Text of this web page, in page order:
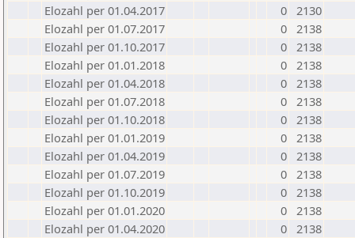
Elozahl per 01.04.2017
0 2130
Elozahl per 01.07.2017
0 2138
Elozahl per 01.10.2017
0 2138
Elozahl per 01.01.2018
0 2138
Elozahl per 01.04.2018
0 2138
Elozahl per 01.07.2018
0 2138
Elozahl per 01.10.2018
0 2138
Elozahl per 01.01.2019
0 2138
Elozahl per 01.04.2019
0 2138
Elozahl per 01.07.2019
0 2138
Elozahl per 01.10.2019
0 2138
Elozahl per 01.01.2020
0 2138
Elozahl per 01.04.2020
0 2138